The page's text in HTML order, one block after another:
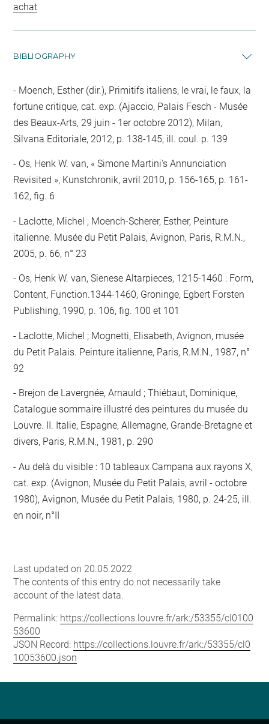
achat
BIBLIOGRAPHY
Moench, Esther (dir.), Primitifs italiens, le vrai, le faux, la
fortune critique, cat. exp. (Ajaccio, Palais Fesch - Musée
des Beaux-Arts, 29 juin - 1er octobre 2012), Milan,
Silvana Editoriale, 2012, p. 138-145, ill. coul. p. 139
Os, Henk W. van, « Simone Martini's Annunciation
Revisited », Kunstchronik, avril 2010, p. 156-165, p. 161-
162, fig. 6
Laclotte, Michel ; Moench-Scherer, Esther, Peinture
italienne. Musée du Petit Palais, Avignon, Paris, R.M.N.,
2005, p. 66, n° 23
Os, Henk W. van, Sienese Altarpieces, 1215-1460 : Form,
Content, Function.1344-1460, Groninge, Egbert Forsten
Publishing, 1990, p. 106, fig. 100 et 101
Laclotte, Michel ; Mognetti, Elisabeth, Avignon, musée
du Petit Palais. Peinture italienne, Paris, R.M.N., 1987, n°
92
Brejon de Lavergnée, Arnauld ; Thiébaut, Dominique,
Catalogue sommaire illustré des peintures du musée du
Louvre. II. Italie, Espagne, Allemagne, Grande-Bretagne et
divers, Paris, R.M.N., 1981, p. 290
Au delà du visible : 10 tableaux Campana aux rayons X,
cat. exp. (Avignon, Musée du Petit Palais, avril - octobre
1980), Avignon, Musée du Petit Palais, 1980, p. 24-25, ill.
en noir, n°II
Last updated on 20.05.2022
The contents of this entry do not necessarily take
account of the latest data.
Permalink: https://collections.louvre.fr/ark:/53355/cl0100
53600
JSON Record: https://collections.louvre.fr/ark:/53355/cl0
10053600.json